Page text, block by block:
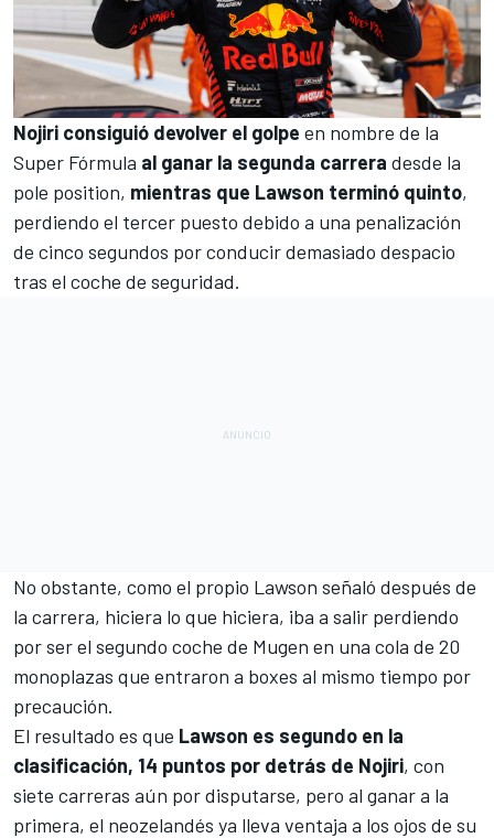
Nojiri consiguió devolver el golpe en nombre de la
Super Fórmula al ganar la segunda carrera desde la
pole position, mientras que Lawson terminó quinto,
perdiendo el tercer puesto debido a una penalización
de cinco segundos por conducir demasiado despacio
tras el coche de seguridad.
No obstante, como el propio Lawson señaló después de
la carrera, hiciera lo que hiciera, iba a salir perdiendo
por ser el segundo coche de Mugen en una cola de 20
monoplazas que entraron a boxes al mismo tiempo por
precaución.
El resultado es que Lawson es segundo en la
clasificación, 14 puntos por detrás de Nojiri, con
siete carreras aún por disputarse, pero al ganar a la
primera, el neozelandés ya lleva ventaja a los ojos de su